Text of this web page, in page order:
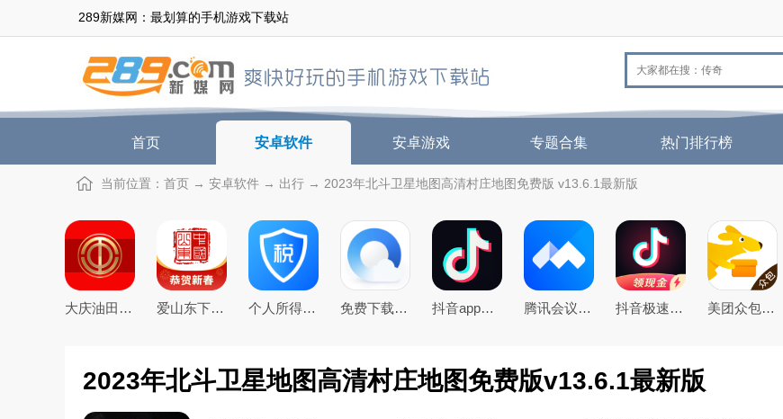
289新媒网：最划算的手机游戏下载站
首页 安卓软件 安卓游戏 专题合集 热门排行榜
当前位置： 首页 → 安卓软件 → 出行 → 2023年北斗卫星地图高清村庄地图免费版 v13.6.1最新版
大庆油田工会app3.0最新版 爱山东下载app官方最新版 个人所得税app下载安装官方2026最新版 免费下载2026最新版手机QQ浏览器 抖音app官方最新版本 腾讯会议app下载安装2026年官方免费版 抖音极速版免费下载2026最新版 美团众包app
2023年北斗卫星地图高清村庄地图免费版v13.6.1最新版